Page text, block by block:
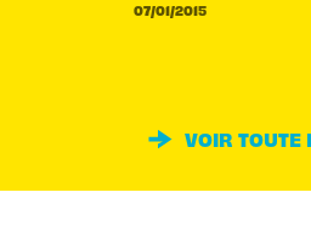
07/01/2015
VOIR TOUTE